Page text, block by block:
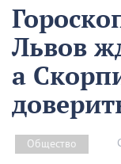
Львов
а
Общество